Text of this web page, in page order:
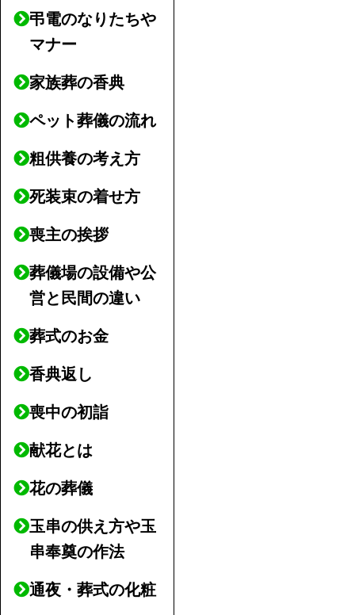
弔電のなりたちや
マナー
家族葬の香典
ペット葬儀の流れ
粗供養の考え方
死装束の着せ方
喪主の挨拶
葬儀場の設備や公
営と民間の違い
葬式のお金
香典返し
喪中の初詣
献花とは
花の葬儀
玉串の供え方や玉
串奉奠の作法
通夜・葬式の化粧